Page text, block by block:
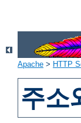
Apache > HTTP
주소